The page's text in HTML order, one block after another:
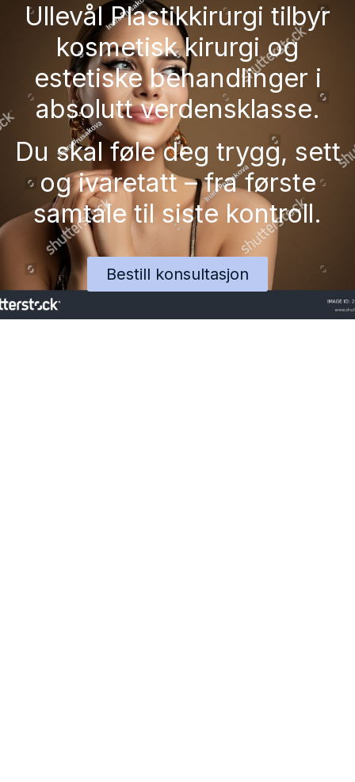
Ullevål Plastikkirurgi tilbyr
kosmetisk kirurgi og
estetiske behandlinger i
absolutt verdensklasse.
Du skal føle deg trygg, sett
og ivaretatt – fra første
samtale til siste kontroll.
Bestill konsultasjon